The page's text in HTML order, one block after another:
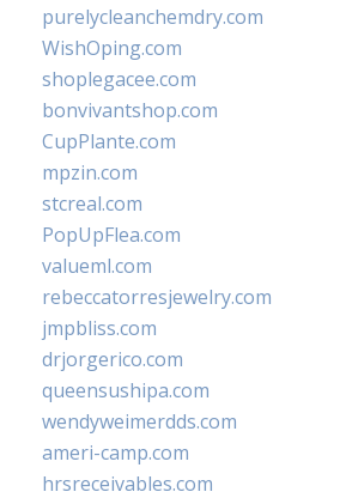
purelycleanchemdry.com
WishOping.com
shoplegacee.com
bonvivantshop.com
CupPlante.com
mpzin.com
stcreal.com
PopUpFlea.com
valueml.com
rebeccatorresjewelry.com
jmpbliss.com
drjorgerico.com
queensushipa.com
wendyweimerdds.com
ameri-camp.com
hrsreceivables.com